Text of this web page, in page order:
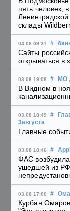
пять человек,
склады
04.08 09:31 #
Сайты
открываться в
03.08 19:08 # МО
В Видном в
03.08 18:49 #
3августа
Главные
03.08 18:46 #
ФАС
ушедшей из РФ
03.08 17:00 #
Курбан